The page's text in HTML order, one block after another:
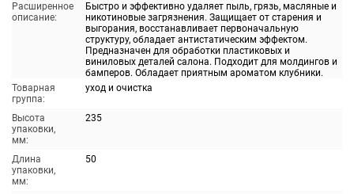
Расширенное
описание:
Быстро и эффективно удаляет пыль, грязь, масляные и
никотиновые загрязнения. Защищает от старения и
выгорания, восстанавливает первоначальную
структуру, обладает антистатическим эффектом.
Предназначен для обработки пластиковых и
виниловых деталей салона. Подходит для молдингов и
бамперов. Обладает приятным ароматом клубники.
Товарная
группа:
уход и очистка
Высота
упаковки,
мм:
235
Длина
упаковки,
мм:
50